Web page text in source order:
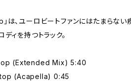
は、ユーロビートファンにはたまらない
ィを持つトラック。
(Extended Mix) 5:40
(Acapella) 0:45